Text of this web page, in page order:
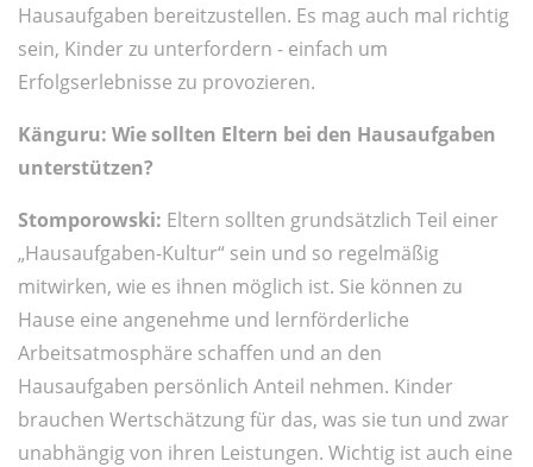
Hausaufgaben bereitzustellen. Es mag auch mal richtig
sein, Kinder zu unterfordern - einfach um
Erfolgserlebnisse zu provozieren.
Känguru: Wie sollten Eltern bei den Hausaufgaben
unterstützen?
Stomporowski: Eltern sollten grundsätzlich Teil einer
„Hausaufgaben-Kultur“ sein und so regelmäßig
mitwirken, wie es ihnen möglich ist. Sie können zu
Hause eine angenehme und lernförderliche
Arbeitsatmosphäre schaffen und an den
Hausaufgaben persönlich Anteil nehmen. Kinder
brauchen Wertschätzung für das, was sie tun und zwar
unabhängig von ihren Leistungen. Wichtig ist auch eine